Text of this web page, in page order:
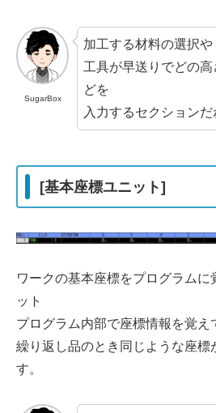
SugarBox
加工する材料の選択や
工具が早送りでどの
どを
入力するセクションだ
[基本座標ユニット]
ワークの基本座標をプログラムに
ット
プログラム内部で座標情報を覚え
繰り返し品のとき同じような座標
す。